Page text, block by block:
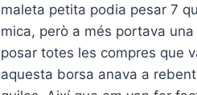
maleta petita podia pesar 7
mica, però a més portava
posar totes les compres que
aquesta borsa anava a